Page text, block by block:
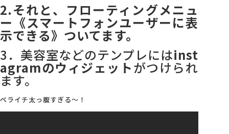
2.それと、フローティングメニュ
ー《スマートフォンユーザーに表
示できる》ついてます。
3．美容室などのテンプレにはinst
agramのウィジェットがつけられ
ます。
ペライチ太っ腹すぎる〜！